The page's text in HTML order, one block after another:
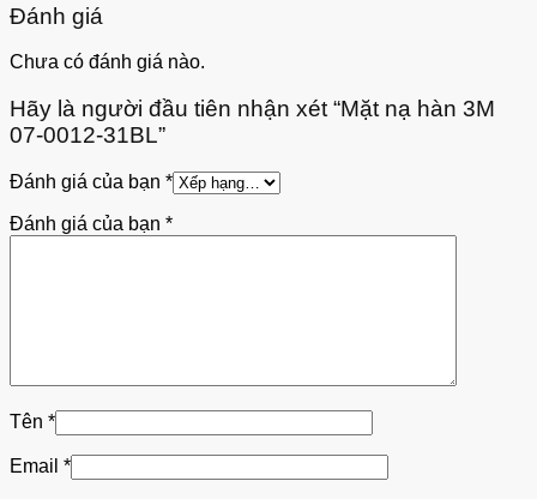
Đánh giá
Chưa có đánh giá nào.
Hãy là người đầu tiên nhận xét “Mặt nạ hàn 3M
07-0012-31BL”
Đánh giá của bạn *
Đánh giá của bạn *
Tên *
Email *